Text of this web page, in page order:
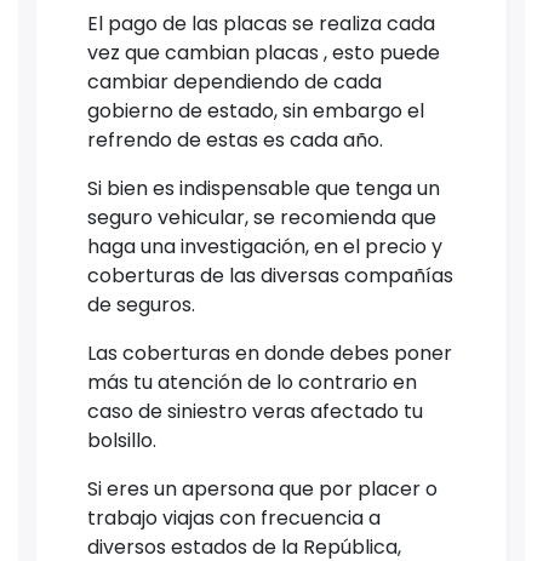
El pago de las placas se realiza cada
vez que cambian placas , esto puede
cambiar dependiendo de cada
gobierno de estado, sin embargo el
refrendo de estas es cada año.
Si bien es indispensable que tenga un
seguro vehicular, se recomienda que
haga una investigación, en el precio y
coberturas de las diversas compañías
de seguros.
Las coberturas en donde debes poner
más tu atención de lo contrario en
caso de siniestro veras afectado tu
bolsillo.
Si eres un apersona que por placer o
trabajo viajas con frecuencia a
diversos estados de la República,